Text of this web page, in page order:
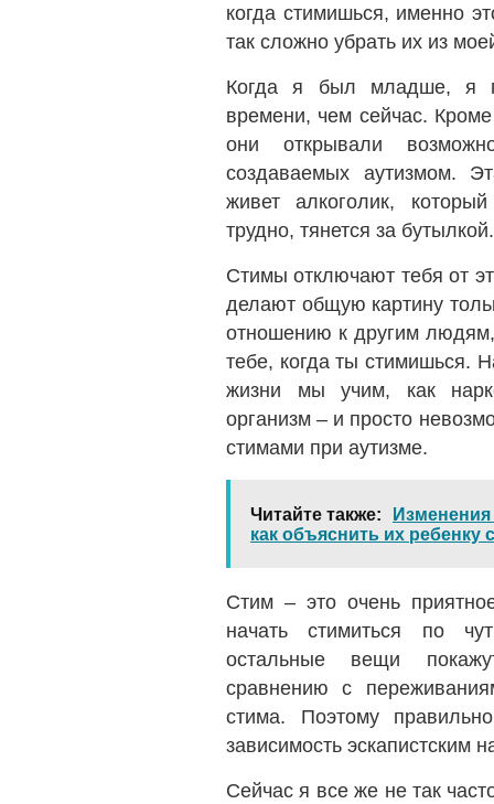
когда стимишься, именно
так сложно убрать их из
Когда я был младше, я
времени, чем сейчас.
они открывали
создаваемых аутизмом.
живет алкоголик,
трудно, тянется за бутылкой.
Стимы отключают тебя от
делают общую картину
отношению к другим людям,
тебе, когда ты стимишься.
жизни мы учим, как
организм – и просто
стимами при аутизме.
Читайте также
как объяснить их ребенку
Стим – это очень
начать стимиться по
остальные вещи
сравнению с
стима. Поэтому
зависимость эскапистским
Сейчас я все же не так